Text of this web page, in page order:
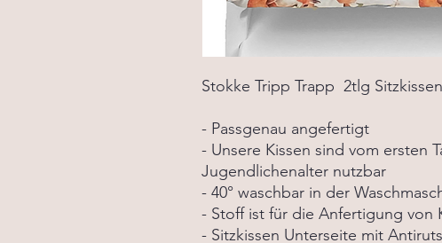
Stokke Tripp Trapp 2tlg
- Passgenau angefertigt
- Unsere Kissen sind vom ersten
Jugendlichenalter nutzbar
- 40° waschbar in der
- Stoff ist für die Anfertigung von
- Sitzkissen Unterseite mit